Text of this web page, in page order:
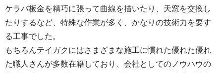
ケラバ板金を精巧に張って曲線を描いたり、天窓を交換し
たりするなど、特殊な作業が多く、かなりの技術力を要す
る工事でした。
もちろんテイガクにはさまざまな施工に慣れた優れた優れ
た職人さんが多数在籍しており、会社としてのノウハウの